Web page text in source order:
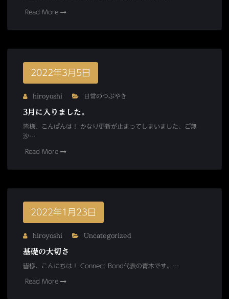
Read More
2022年3月5日
hiroyoshi 日常のつぶやき
3月に入りました。
皆様、こんばんは！ かなり更新が止まってしまいました、ご無
沙…
Read More
2022年1月23日
hiroyoshi Uncategorized
基礎の大切さ
皆様、こんにちは！ Connect Bond代表の青木です。…
Read More